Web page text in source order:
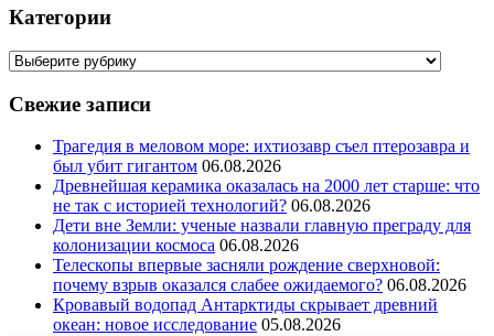
Категории
Свежие записи
Трагедия в меловом море: ихтиозавр съел птерозавра и
был убит гигантом 06.08.2026
Древнейшая керамика оказалась на 2000 лет старше: что
не так с историей технологий? 06.08.2026
Дети вне Земли: ученые назвали главную преграду для
колонизации космоса 06.08.2026
Телескопы впервые засняли рождение сверхновой:
почему взрыв оказался слабее ожидаемого? 06.08.2026
Кровавый водопад Антарктиды скрывает древний
океан: новое исследование 05.08.2026